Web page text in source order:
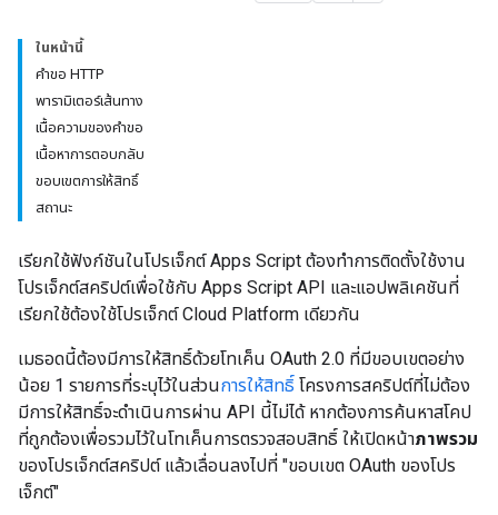
ในหน้านี้
คำขอ HTTP
พารามิเตอร์เส้นทาง
เนื้อความของคำขอ
เนื้อหาการตอบกลับ
ขอบเขตการให้สิทธิ์
สถานะ
เรียกใช้ฟังก์ชันในโปรเจ็กต์ Apps Script ต้องทําการติดตั้งใช้งาน
โปรเจ็กต์สคริปต์เพื่อใช้กับ Apps Script API และแอปพลิเคชันที่
เรียกใช้ต้องใช้โปรเจ็กต์ Cloud Platform เดียวกัน
เมธอดนี้ต้องมีการให้สิทธิ์ด้วยโทเค็น OAuth 2.0 ที่มีขอบเขตอย่าง
น้อย 1 รายการที่ระบุไว้ในส่วนการให้สิทธิ์ โครงการสคริปต์ที่ไม่ต้อง
มีการให้สิทธิ์จะดำเนินการผ่าน API นี้ไม่ได้ หากต้องการค้นหาสโคป
ที่ถูกต้องเพื่อรวมไว้ในโทเค็นการตรวจสอบสิทธิ์ ให้เปิดหน้าภาพรวม
ของโปรเจ็กต์สคริปต์ แล้วเลื่อนลงไปที่ "ขอบเขต OAuth ของโปร
เจ็กต์"